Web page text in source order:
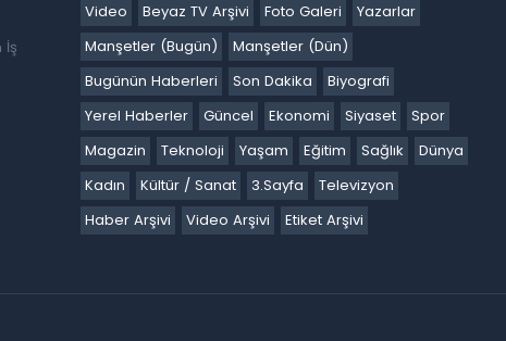
İş
Video Beyaz TV Arşivi Foto Galeri
Yazarlar
Manşetler (Bugün)
Manşetler (Dün)
Bugünün Haberleri
Son Dakika
Biyografi
Yerel Haberler
Güncel Ekonomi Siyaset
Spor
Magazin
Teknoloji Yaşam Eğitim Sağlık
Dünya
Kadın
Kültür / Sanat 3.Sayfa
Televizyon
Haber Arşivi
Video Arşivi Etiket Arşivi